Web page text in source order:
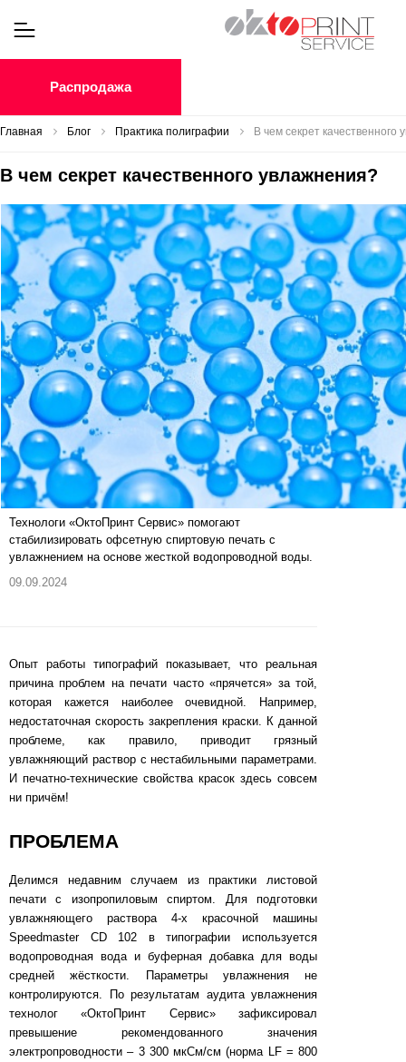
Распродажа
Главная Блог Практика полиграфии В чем секрет качественного
В чем секрет качественного увлажнения?
Технологи «ОктоПринт Сервис» помогают
стабилизировать офсетную спиртовую печать с
увлажнением на основе жесткой водопроводной воды.
09.09.2024
Опыт работы типографий показывает, что реальная
причина проблем на печати часто «прячется» за той,
которая кажется наиболее очевидной. Например,
недостаточная скорость закрепления краски. К данной
проблеме, как правило, приводит грязный
увлажняющий раствор с нестабильными параметрами.
И печатно-технические свойства красок здесь совсем
ни причём!
ПРОБЛЕМА
Делимся недавним случаем из практики листовой
печати с изопропиловым спиртом. Для подготовки
увлажняющего раствора 4-х красочной машины
Speedmaster CD 102 в типографии используется
водопроводная вода и буферная добавка для воды
средней жёсткости. Параметры увлажнения не
контролируются. По результатам аудита увлажнения
технолог «ОктоПринт Сервис» зафиксировал
превышение рекомендованного значения
электропроводности – 3 300 мкСм/см (норма LF = 800